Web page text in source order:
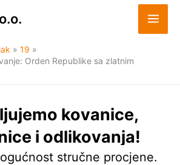
19
Orden Republike sa zlatnim
kovanice,
i odlikovanja!
stručne procjene.